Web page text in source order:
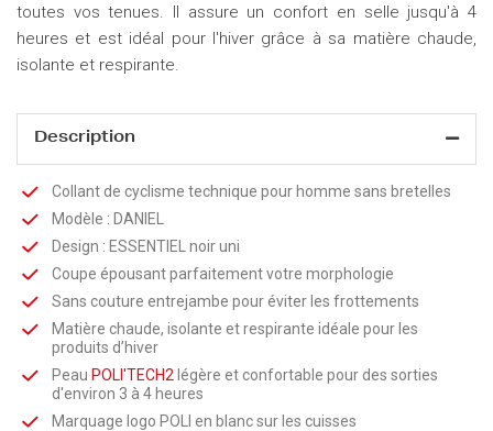
toutes vos tenues. Il assure un confort en selle jusqu'à 4
heures et est idéal pour l'hiver grâce à sa matière chaude,
isolante et respirante.
Description
Collant de cyclisme technique pour homme sans bretelles
Modèle : DANIEL
Design : ESSENTIEL noir uni
Coupe épousant parfaitement votre morphologie
Sans couture entrejambe pour éviter les frottements
Matière chaude, isolante et respirante idéale pour les
produits d’hiver
Peau POLI'TECH2 légère et confortable pour des sorties
d'environ 3 à 4 heures
Marquage logo POLI en blanc sur les cuisses